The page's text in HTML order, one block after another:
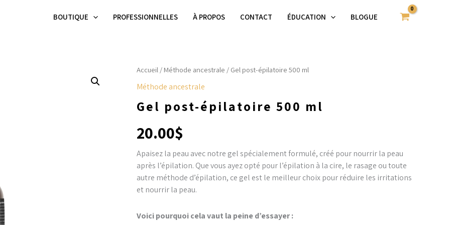
BOUTIQUE PROFESSIONNELLES À PROPOS CONTACT ÉDUCATION BLOGUE
Accueil / Méthode ancestrale / Gel post-épilatoire 500 ml
Méthode ancestrale
Gel post-épilatoire 500 ml
20.00$
Apaisez la peau avec notre gel spécialement formulé, créé pour nourrir la peau
après l’épilation. Que vous ayez opté pour l’épilation à la cire, le rasage ou toute
autre méthode d’épilation, ce gel est le meilleur choix pour réduire les irritations
et nourrir la peau.
Voici pourquoi cela vaut la peine d’essayer :
quantité
Gel
épilatoire
ml
500